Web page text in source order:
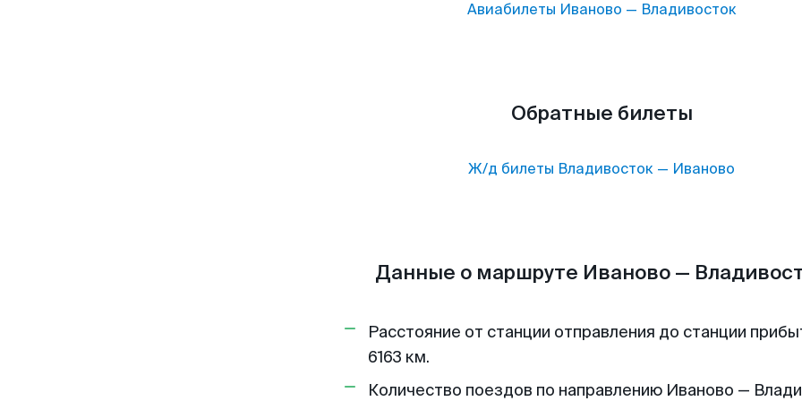
Авиабилеты Иваново — Владивосток
Обратные билеты
Ж/д билеты Владивосток — Иваново
Данные о маршруте Иваново —
Расстояние от станции отправления до станции
6163 км.
Количество поездов по направлению Иваново —